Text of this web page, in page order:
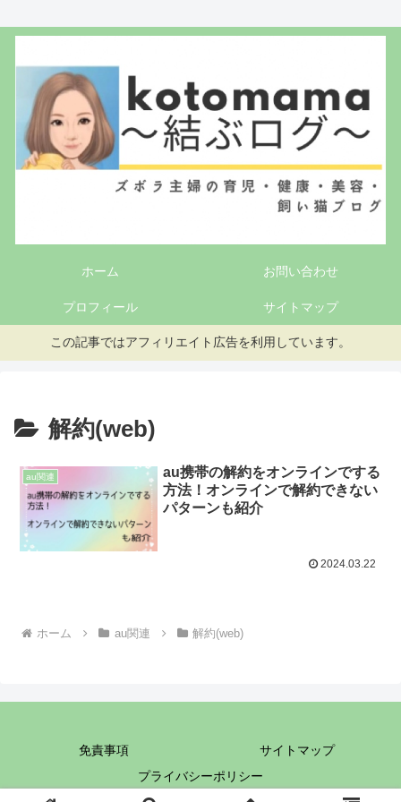
ホーム お問い合わせ
プロフィール サイトマップ
この記事ではアフィリエイト広告を利用しています。
解約(web)
au関連
au携帯の解約をオンラインでする
方法！オンラインで解約できない
パターンも紹介
2024.03.22
ホーム au関連 解約(web)
免責事項
サイトマップ
プライバシーポリシー